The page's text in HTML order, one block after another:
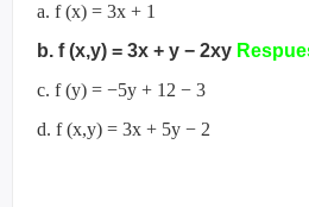
a. f (x) = 3x + 1
b. f (x,y) = 3x + y − 2xy
c. f (y) = −5y + 12 − 3
d. f (x,y) = 3x + 5y − 2